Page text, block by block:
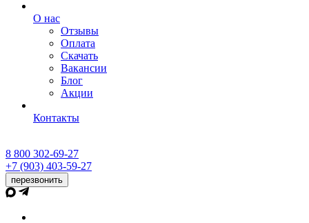
О нас
Отзывы
Оплата
Скачать
Вакансии
Блог
Акции
Контакты
8 800 302-69-27
+7 (903) 403-59-27
перезвонить